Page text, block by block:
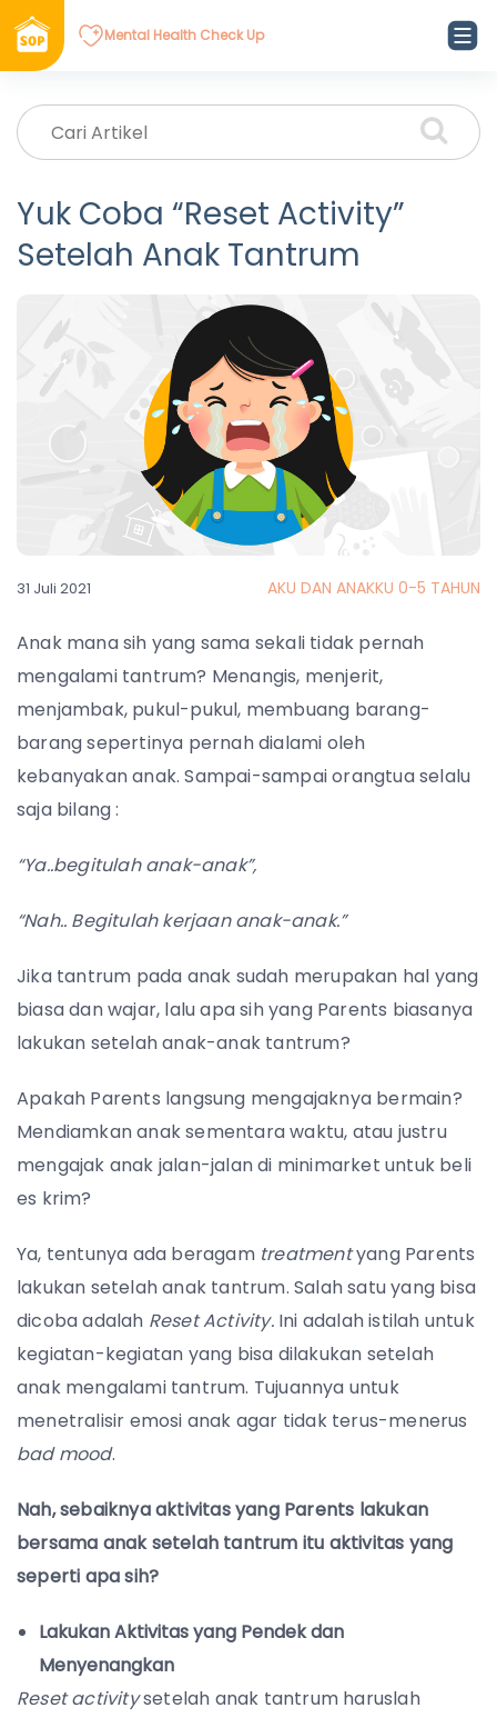
Mental Health Check Up
Yuk Coba “Reset Activity”
Setelah Anak Tantrum
31 Juli 2021 AKU DAN ANAKKU 0-5 TAHUN
Anak mana sih yang sama sekali tidak pernah
mengalami tantrum? Menangis, menjerit,
menjambak, pukul-pukul, membuang barang-
barang sepertinya pernah dialami oleh
kebanyakan anak. Sampai-sampai orangtua selalu
saja bilang :
“Ya..begitulah anak-anak”,
“Nah.. Begitulah kerjaan anak-anak.”
Jika tantrum pada anak sudah merupakan hal yang
biasa dan wajar, lalu apa sih yang Parents biasanya
lakukan setelah anak-anak tantrum?
Apakah Parents langsung mengajaknya bermain?
Mendiamkan anak sementara waktu, atau justru
mengajak anak jalan-jalan di minimarket untuk beli
es krim?
Ya, tentunya ada beragam treatmentyang Parents
lakukan setelah anak tantrum. Salah satu yang bisa
dicoba adalah Reset Activity. Ini adalah istilah untuk
kegiatan-kegiatan yang bisa dilakukan setelah
anak mengalami tantrum. Tujuannya untuk
menetralisir emosi anak agar tidak terus-menerus
bad mood.
Nah, sebaiknya aktivitas yang Parents lakukan
bersama anak setelah tantrum itu aktivitas yang
seperti apa sih?
Lakukan Aktivitas yang Pendek dan
Menyenangkan
Reset activitysetelah anak tantrum haruslah